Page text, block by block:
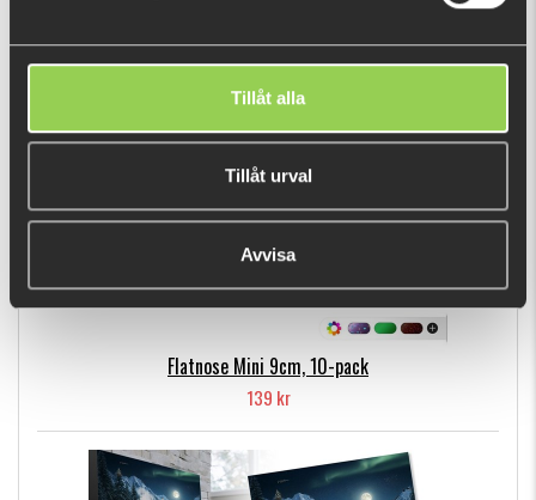
Tillåt alla
Tillåt urval
Avvisa
POPULÄRA PRODUKTER
Flatnose Mini 9cm, 10-pack
139 kr